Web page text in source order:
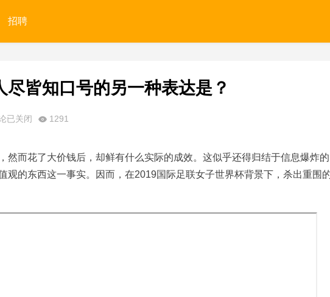
招聘
皆知口号的另一种表达是？
已关闭 1291
然而花了大价钱后，却鲜有什么实际的成效。这似乎还得归结于信息爆炸
观的东西这一事实。因而，在2019国际足联女子世界杯背景下，杀出重围